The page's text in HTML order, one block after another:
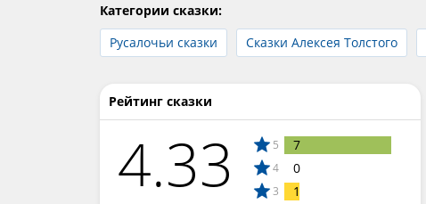
Категории сказки:
Русалочьи сказки
Сказки Алексея Толстого
Рейтинг сказки
4.33 5 7
4 0
3 1